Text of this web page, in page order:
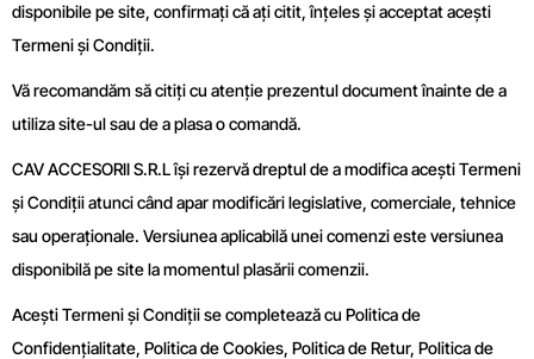
disponibile pe site, confirmați că ați citit, înțeles și acceptat acești
Termeni și Condiții.
Vă recomandăm să citiți cu atenție prezentul document înainte de a
utiliza site-ul sau de a plasa o comandă.
CAV ACCESORII S.R.L își rezervă dreptul de a modifica acești Termeni
și Condiții atunci când apar modificări legislative, comerciale, tehnice
sau operaționale. Versiunea aplicabilă unei comenzi este versiunea
disponibilă pe site la momentul plasării comenzii.
Acești Termeni și Condiții se completează cu Politica de
Confidențialitate, Politica de Cookies, Politica de Retur, Politica de